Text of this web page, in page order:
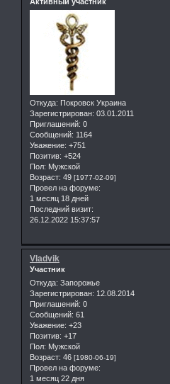
Откуда: Покровск Украина
Зарегистрирован: 03.01.2011
Приглашений: 0
Сообщений: 1164
Уважение: +751
Позитив: +524
Пол: Мужской
Возраст: 49 [1977-02-09]
Провел на форуме:
1 месяц 18 дней
Последний визит:
26.12.2022 15:37:57
Vladvik
Участник
Откуда: Запорожье
Зарегистрирован: 12.08.2014
Приглашений: 0
Сообщений: 61
Уважение: +23
Позитив: +17
Пол: Мужской
Возраст: 46 [1980-06-19]
Провел на форуме:
1 месяц 22 дня